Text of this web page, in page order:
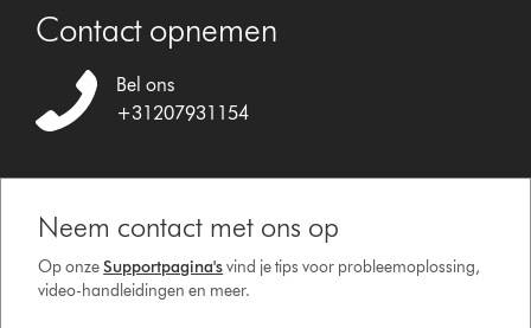
Contact opnemen
Bel ons
+31207931154
Neem contact met ons op
Op onzeSupportpagina'svind je tips voor probleemoplossing,
video-handleidingen en meer.